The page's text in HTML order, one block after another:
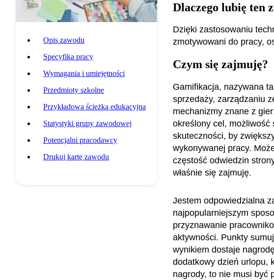
Opis zawodu
Specyfika pracy
Wymagania i umiejętności
Przedmioty szkolne
Przykładowa ścieżka edukacyjna
Statystyki grupy zawodowej
Potencjalni pracodawcy
Drukuj kartę zawodu
Dlaczego lubię ten
Dzięki zastosowaniu
zmotywowani do pracy,
Czym się zajmuję?
Gamifikacja, nazywana
sprzedaży, zarządzaniu
mechanizmy znane z
określony cel, możliwość
skuteczności, by
wykonywanej pracy.
częstość odwiedzin
właśnie się zajmuję.
Jestem odpowiedzialna
najpopularniejszym
przyznawanie
aktywności. Punkty
wynikiem dostaje
dodatkowy dzień urlopu,
nagrody, to nie musi być